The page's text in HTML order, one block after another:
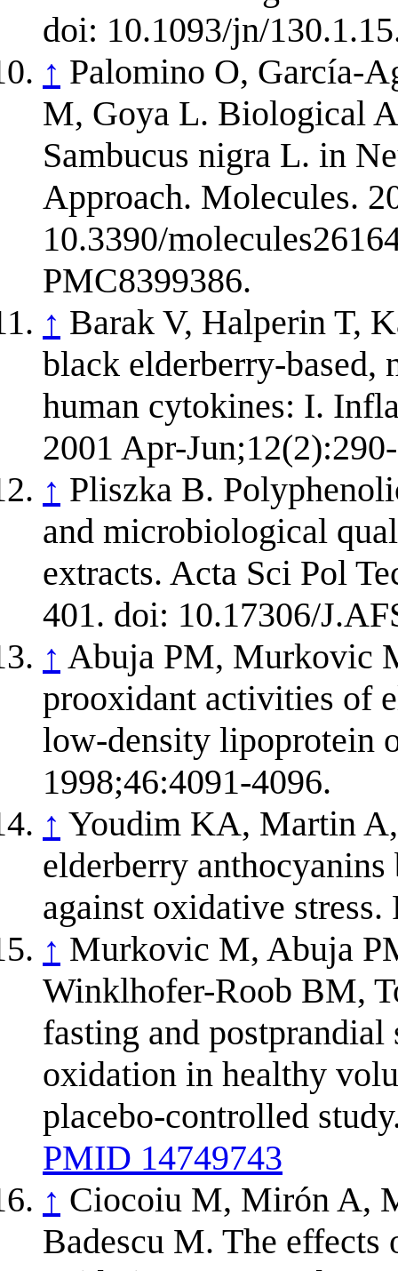
doi: 10.1093/jn/
↑ Palomino O, García-
M, Goya L. Biological
Sambucus nigra L. in
Approach. Molecules.
10.3390/
PMC8399386.
↑ Barak V, Halperin T,
black elderberry-based,
human cytokines: I.
2001 Apr-
↑ Pliszka B.
and microbiological
extracts. Acta Sci Pol
401. doi: 10.17306/
↑ Abuja PM, Murkovic
prooxidant activities of
low-density lipoprotein
1998;46:4091-4096.
↑ Youdim KA, Martin
elderberry
against oxidative
↑ Murkovic M, Abuja
Winklhofer-Roob BM,
fasting and
oxidation in healthy
placebo-controlled
PMID 14749743
↑ Ciocoiu M, Mirón A,
Badescu M. The effects